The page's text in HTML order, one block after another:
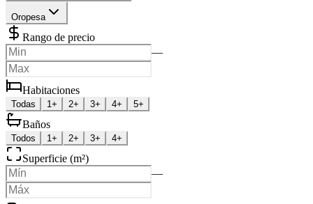
Oropesa
Rango de precio
—
Habitaciones
Todas 1+ 2+ 3+ 4+ 5+
Baños
Todos 1+ 2+ 3+ 4+
Superficie (m²)
—